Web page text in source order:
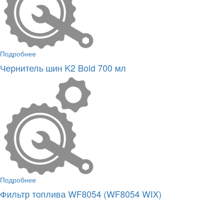
Подробнее
Чернитель шин K2 Bold 700 мл
Подробнее
Фильтр топлива WF8054 (WF8054 WIX)